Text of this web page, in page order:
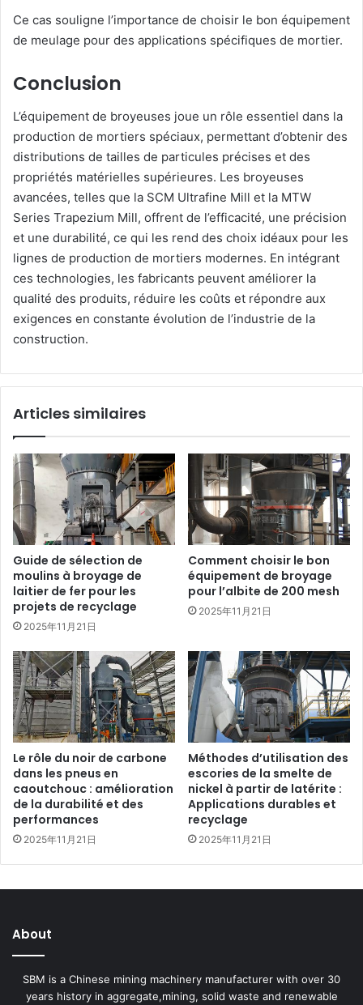
Ce cas souligne l’importance de choisir le bon équipement
de meulage pour des applications spécifiques de mortier.
Conclusion
L’équipement de broyeuses joue un rôle essentiel dans la
production de mortiers spéciaux, permettant d’obtenir des
distributions de tailles de particules précises et des
propriétés matérielles supérieures. Les broyeuses
avancées, telles que la SCM Ultrafine Mill et la MTW
Series Trapezium Mill, offrent de l’efficacité, une précision
et une durabilité, ce qui les rend des choix idéaux pour les
lignes de production de mortiers modernes. En intégrant
ces technologies, les fabricants peuvent améliorer la
qualité des produits, réduire les coûts et répondre aux
exigences en constante évolution de l’industrie de la
construction.
Articles similaires
Guide de sélection de
moulins à broyage de
laitier de fer pour les
projets de recyclage
2025年11月21日
Comment choisir le bon
équipement de broyage
pour l’albite de 200 mesh
2025年11月21日
Le rôle du noir de carbone
dans les pneus en
caoutchouc : amélioration
de la durabilité et des
performances
2025年11月21日
Méthodes d’utilisation des
escories de la smelte de
nickel à partir de latérite :
Applications durables et
recyclage
2025年11月21日
About
SBM is a Chinese mining machinery manufacturer with over 30
years history in aggregate,mining, solid waste and renewable